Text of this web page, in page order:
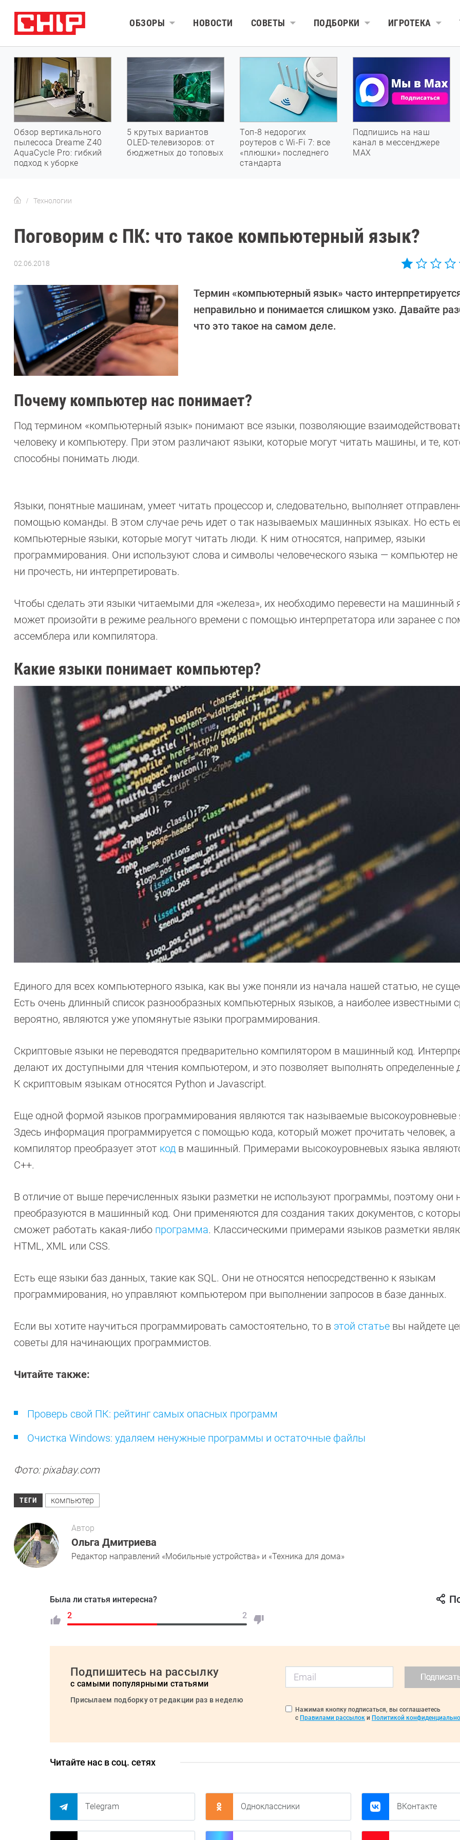
ОБЗОРЫ НОВОСТИ СОВЕТЫ ПОДБОРКИ ИГРОТЕКА
Обзор вертикального
пылесоса Dreame Z40
AquaCycle Pro: гибкий
подход к уборке
5 крутых вариантов
OLED-телевизоров: от
бюджетных до топовых
Топ-8 недорогих
роутеров с Wi-Fi 7: все
«плюшки» последнего
стандарта
Подпишись на наш
канал в мессенджере
МАХ
Технологии
Поговорим с ПК: что такое компьютерный язык?
02.06.2018
Дмитриева
Термин «компьютерный язык» часто
неправильно и понимается слишком узко. Давайте
что это такое на самом деле.
Почему компьютер нас понимает?
Под термином «компьютерный язык» понимают все языки, позволяющие
человеку и компьютеру. При этом различают языки, которые могут читать машины, и те,
способны понимать люди.
Языки, понятные машинам, умеет читать процессор и, следовательно, выполняет
помощью команды. В этом случае речь идет о так называемых машинных языках. Но есть
компьютерные языки, которые могут читать люди. К ним относятся, например, языки
программирования. Они используют слова и символы человеческого языка — компьютер
ни прочесть, ни интерпретировать.
Чтобы сделать эти языки читаемыми для «железа», их необходимо перевести на машинный
может произойти в режиме реального времени с помощью интерпретатора или заранее с
ассемблера или компилятора.
Какие языки понимает компьютер?
Единого для всех компьютерного языка, как вы уже поняли из начала нашей статью, не
Есть очень длинный список разнообразных компьютерных языков, а наиболее известными
вероятно, являются уже упомянутые языки программирования.
Скриптовые языки не переводятся предварительно компилятором в машинный код.
делают их доступными для чтения компьютером, и это позволяет выполнять определенные
К скриптовым языкам относятся Python и Javascript.
Еще одной формой языков программирования являются так называемые высокоуровневые
Здесь информация программируется с помощью кода, который может прочитать человек, а
компилятор преобразует этот код в машинный. Примерами высокоуровневых языка
C++.
В отличие от выше перечисленных языки разметки не используют программы, поэтому они
преобразуются в машинный код. Они применяются для создания таких документов, с
сможет работать какая-либо программа. Классическими примерами языков разметки
HTML, XML или CSS.
Есть еще языки баз данных, такие как SQL. Они не относятся непосредственно к языкам
программирования, но управляют компьютером при выполнении запросов в базе данных.
Если вы хотите научиться программировать самостоятельно, то в этой статье вы найдете
советы для начинающих программистов.
Читайте также:
Проверь свой ПК: рейтинг самых опасных программ
Очистка Windows: удаляем ненужные программы и остаточные файлы
Фото: pixabay.com
ТЕГИ компьютер
Автор
Ольга Дмитриева
Редактор направлений «Мобильные устройства» и «Техника для дома»
Была ли статья интересна?
2
2
Подпишитесь на рассылку
с самыми популярными статьями
Присылаем подборку от редакции раз в неделю
Нажимая кнопку подписаться, вы соглашаетесь
с Правилами рассылок и Политикой
Читайте нас в соц. сетях
Telegram Одноклассники ВКонтакте